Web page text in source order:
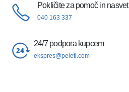
Pokličite za pomoč in nasvet
040 163 337
24/7 podpora kupcem
ekspres@peleti.com